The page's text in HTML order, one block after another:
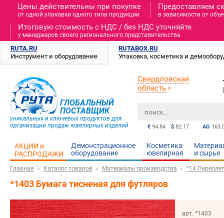
Цены действительны при покупке
от одной упаковки одного типа продукции
Предоставляем
в зависимости от
Итоговую стоимость c НДС / без НДС уточняйте
у менеджеров своего регионального представительства
RUTA.RU
Инструмент и оборудование
RUTABOX.RU
Упаковка, косметика и
ГЛОБАЛЬНЫЙ
ПОСТАВЩИК
уникальных и ключевых продуктов для
организации продаж ювелирных изделий
AG
€ 94.84 $ 82.17
Свердловская
область
АКЦИИ и
РАСПРОДАЖИ
Демонстрационное
оборудование
Косметика
ювелирная
и cырье
Главная Каталог товаров Материалы производства *14
*1403 Бумага тисненая для футляров
арт. *1403